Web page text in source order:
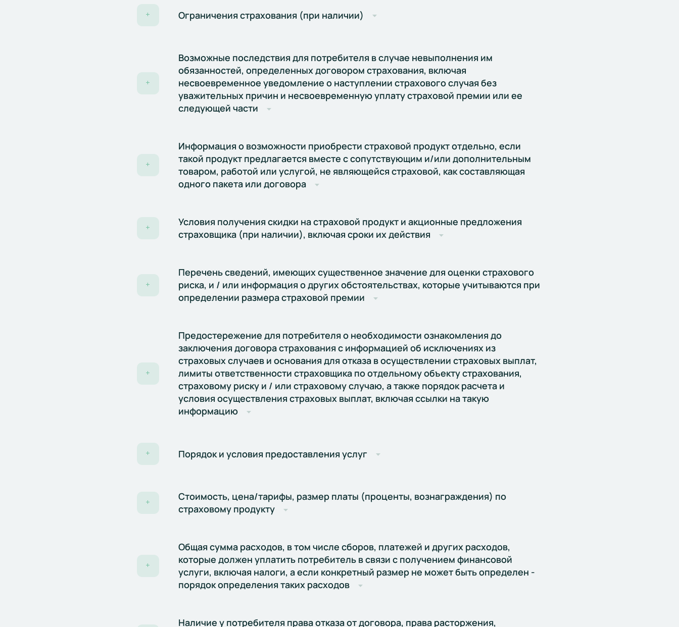
+ Ограничения страхования (при наличии)
+
Возможные последствия для потребителя в случае невыполнения им
обязанностей, определенных договором страхования, включая
несвоевременное уведомление о наступлении страхового случая без
уважительных причин и несвоевременную уплату страховой премии или ее
следующей части
+
Информация о возможности приобрести страховой продукт отдельно, если
такой продукт предлагается вместе с сопутствующим и/или дополнительным
товаром, работой или услугой, не являющейся страховой, как составляющая
одного пакета или договора
+
Условия получения скидки на страховой продукт и акционные предложения
страховщика (при наличии), включая сроки их действия
+
Перечень сведений, имеющих существенное значение для оценки страхового
риска, и / или информация о других обстоятельствах, которые учитываются при
определении размера страховой премии
+
Предостережение для потребителя о необходимости ознакомления до
заключения договора страхования с информацией об исключениях из
страховых случаев и основания для отказа в осуществлении страховых выплат,
лимиты ответственности страховщика по отдельному объекту страхования,
страховому риску и / или страховому случаю, а также порядок расчета и
условия осуществления страховых выплат, включая ссылки на такую
информацию
+ Порядок и условия предоставления услуг
+
Стоимость, цена/тарифы, размер платы (проценты, вознаграждения) по
страховому продукту
+
Общая сумма расходов, в том числе сборов, платежей и других расходов,
которые должен уплатить потребитель в связи с получением финансовой
услуги, включая налоги, а если конкретный размер не может быть определен -
порядок определения таких расходов
Наличие у потребителя права отказа от договора, права расторжения,